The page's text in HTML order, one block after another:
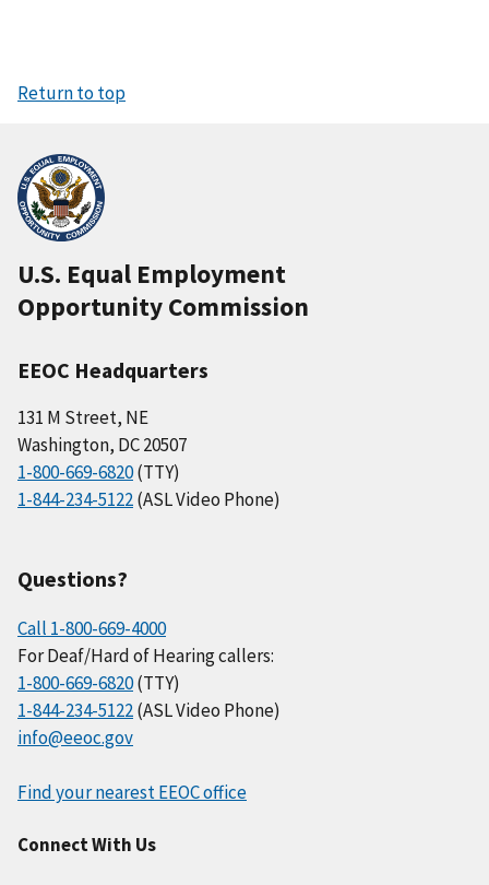
Return to top
U.S. Equal Employment
Opportunity Commission
EEOC Headquarters
131 M Street, NE
Washington, DC 20507
1-800-669-6820(TTY)
1-844-234-5122(ASL Video Phone)
Questions?
Call 1-800-669-4000
For Deaf/Hard of Hearing callers:
1-800-669-6820(TTY)
1-844-234-5122(ASL Video Phone)
info@eeoc.gov
Find your nearest EEOC office
Connect With Us